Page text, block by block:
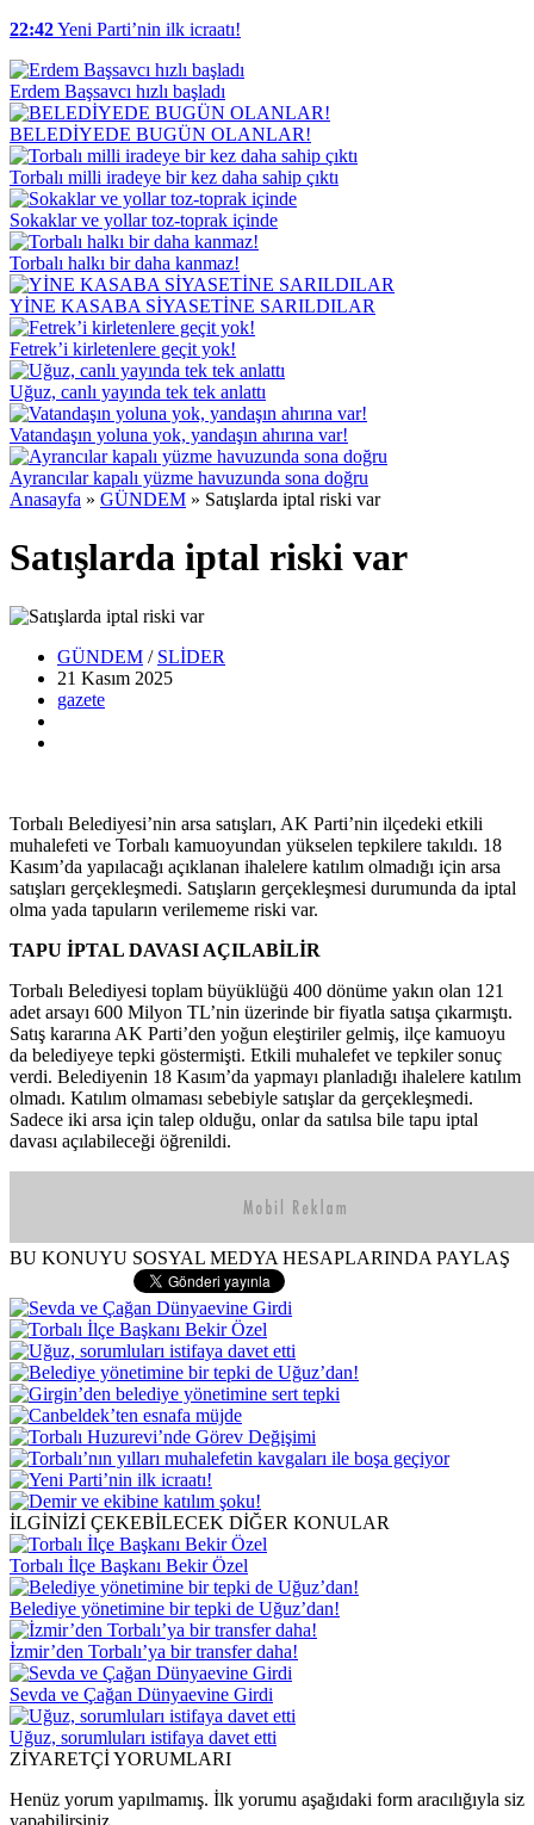
22:42Yeni Parti’nin ilk icraatı!
Erdem Başsavcı hızlı başladı
BELEDİYEDE BUGÜN OLANLAR!
Torbalı milli iradeye bir kez daha sahip çıktı
Sokaklar ve yollar toz-toprak içinde
Torbalı halkı bir daha kanmaz!
YİNE KASABA SİYASETİNE SARILDILAR
Fetrek’i kirletenlere geçit yok!
Uğuz, canlı yayında tek tek anlattı
Vatandaşın yoluna yok, yandaşın ahırına var!
Ayrancılar kapalı yüzme havuzunda sona doğru
Anasayfa » GÜNDEM » Satışlarda iptal riski var
Satışlarda iptal riski var
GÜNDEM / SLİDER
21 Kasım 2025
gazete
Torbalı Belediyesi’nin arsa satışları, AK Parti’nin ilçedeki etkili
muhalefeti ve Torbalı kamuoyundan yükselen tepkilere takıldı. 18
Kasım’da yapılacağı açıklanan ihalelere katılım olmadığı için arsa
satışları gerçekleşmedi. Satışların gerçekleşmesi durumunda da iptal
olma yada tapuların verilememe riski var.
TAPU İPTAL DAVASI AÇILABİLİR
Torbalı Belediyesi toplam büyüklüğü 400 dönüme yakın olan 121
adet arsayı 600 Milyon TL’nin üzerinde bir fiyatla satışa çıkarmıştı.
Satış kararına AK Parti’den yoğun eleştiriler gelmiş, ilçe kamuoyu
da belediyeye tepki göstermişti. Etkili muhalefet ve tepkiler sonuç
verdi. Belediyenin 18 Kasım’da yapmayı planladığı ihalelere katılım
olmadı. Katılım olmaması sebebiyle satışlar da gerçekleşmedi.
Sadece iki arsa için talep olduğu, onlar da satılsa bile tapu iptal
davası açılabileceği öğrenildi.
BU KONUYU SOSYAL MEDYA HESAPLARINDA PAYLAŞ
İLGİNİZİ ÇEKEBİLECEK DİĞER KONULAR
Torbalı İlçe Başkanı Bekir Özel
Belediye yönetimine bir tepki de Uğuz’dan!
İzmir’den Torbalı’ya bir transfer daha!
Sevda ve Çağan Dünyaevine Girdi
Uğuz, sorumluları istifaya davet etti
ZİYARETÇİ YORUMLARI
Henüz yorum yapılmamış. İlk yorumu aşağıdaki form aracılığıyla siz
yapabilirsiniz.